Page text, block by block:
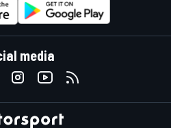
media